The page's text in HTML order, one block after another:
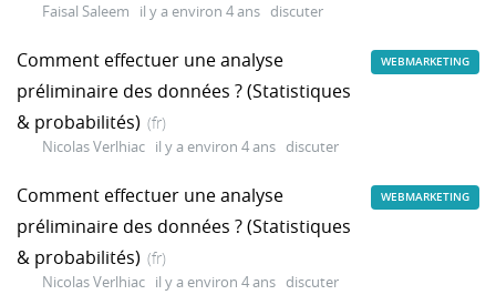
Faisal Saleem il y a environ 4 ans discuter
Comment effectuer une analyse
préliminaire des données ? (Statistiques
& probabilités) (fr)
Nicolas Verlhiac il y a environ 4 ans discuter
WEBMARKETING
Comment effectuer une analyse
préliminaire des données ? (Statistiques
& probabilités) (fr)
Nicolas Verlhiac il y a environ 4 ans discuter
WEBMARKETING